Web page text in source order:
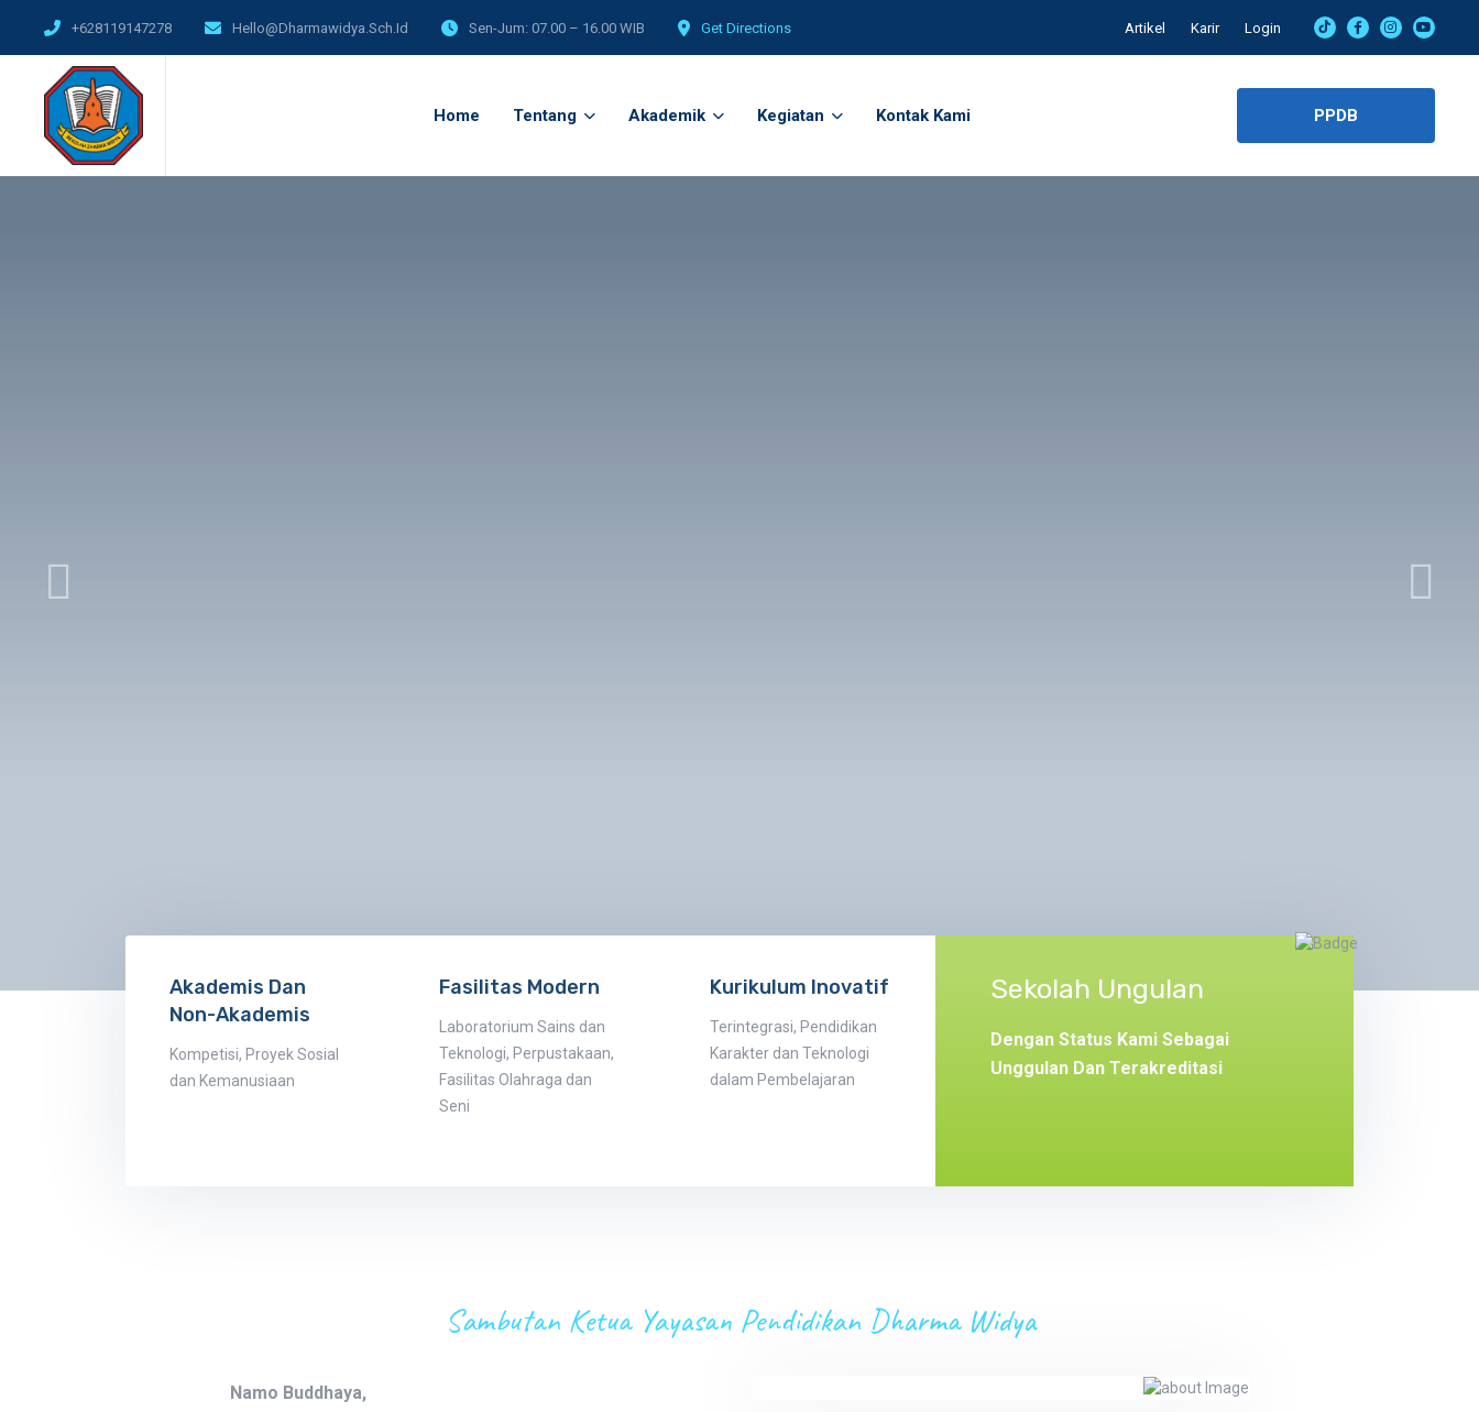
+628119147278 Hello@dharmawidya.sch.id Sen-Jum: 07.00 – 16.00 WIB Get Directions Artikel Karir Login
Home Tentang Akademik Kegiatan Kontak Kami PPDB
Sekolah Ungulan
Dengan Status Kami Sebagai
Unggulan Dan Terakreditasi
Kurikulum Inovatif
Terintegrasi, Pendidikan
Karakter dan Teknologi
dalam Pembelajaran
Fasilitas Modern
Laboratorium Sains dan
Teknologi, Perpustakaan,
Fasilitas Olahraga dan
Seni
Akademis Dan
Non-Akademis
Kompetisi, Proyek Sosial
dan Kemanusiaan
Sambutan Ketua Yayasan Pendidikan Dharma Widya
Namo Buddhaya,